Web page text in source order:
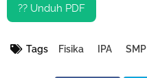
?? Unduh PDF
Tags Fisika IPA SMP